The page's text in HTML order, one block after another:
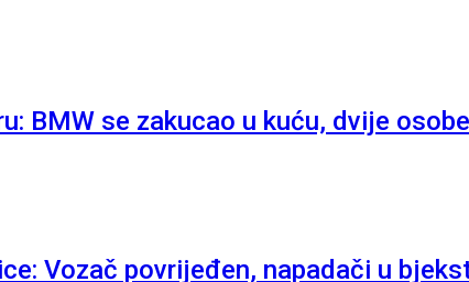
BMW se zakucao u kuću, dvije
Vozač povrijeđen, napadači u